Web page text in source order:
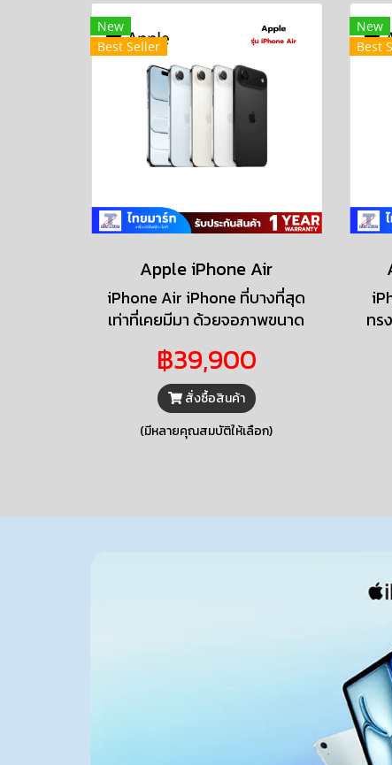
New
Best Seller
Apple iPhone Air
iPhone Air iPhone ที่บางที่สุด
เท่าที่เคยมีมา ด้วยจอภาพขนาด
ทนทานทั้งด้านหน้าและด้านหลัง
ชิป A19 Pro ระบบกล้อง Fusion
48MP และกล้องหน้า Center
Stage ดีไซน์ที่สดใหม่พร้อม
ชีวิตชีวา พื้นหลังที่ปรับแต่งได้
฿39,900
สั่งซื้อสินค้า
(มีหลายคุณสมบัติให้เลือก)
New
Best
ทร
ส
ใ